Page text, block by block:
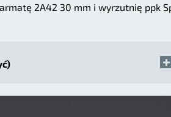
2A42 30 mm i wyrzutnię ppk